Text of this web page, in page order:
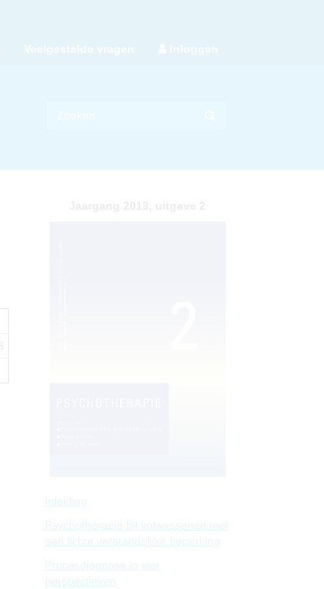
Veelgestelde vragen Inloggen
Inleiding
Psychotherapie bij volwassenen met
een lichte verstandelijke beperking
Procesdiagnose in vier
perspectieven